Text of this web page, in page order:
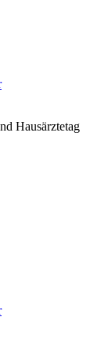
Hausärztetag